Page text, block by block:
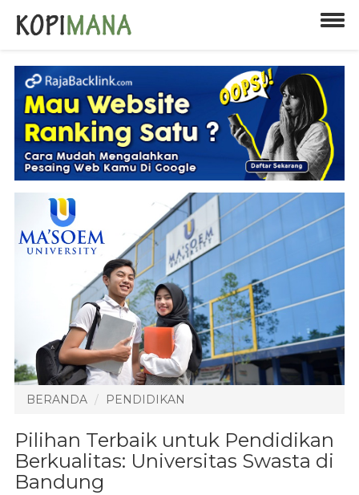
BERANDA PENDIDIKAN
Pilihan Terbaik untuk Pendidikan
Berkualitas: Universitas Swasta di
Bandung